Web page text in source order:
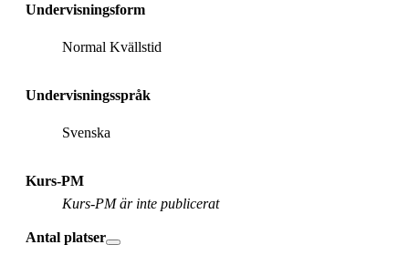
Undervisningsform
Normal Kvällstid
Undervisningsspråk
Svenska
Kurs-PM
Kurs-PM är inte publicerat
Antal platser